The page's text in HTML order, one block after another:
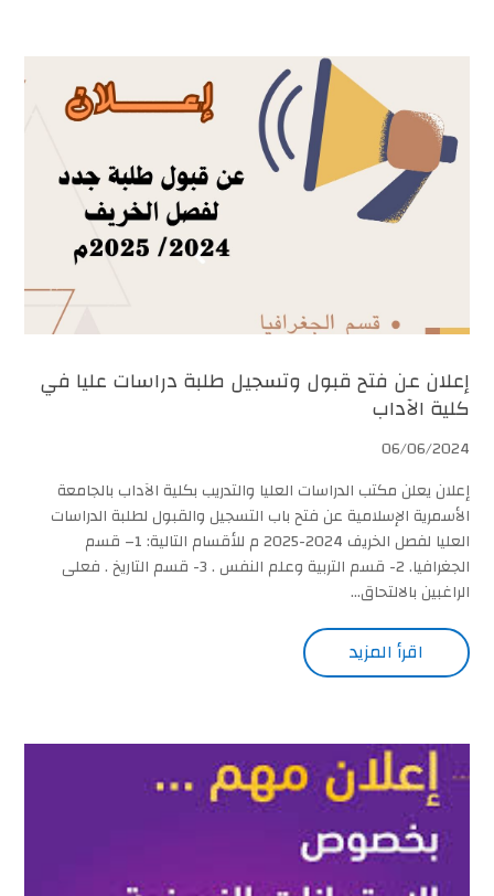
إعلان عن فتح قبول وتسجيل طلبة دراسات عليا في
كلية الآداب
06/06/2024
إعلان يعلن مكتب الدراسات العليا والتدريب بكلية الآداب بالجامعة
الأسمرية الإسلامية عن فتح باب التسجيل والقبول لطلبة الدراسات
العليا لفصل الخريف 2024-2025 م للأقسام التالية: 1– قسم
الجغرافيا. 2- قسم التربية وعلم النفس . 3- قسم التاريخ . فعلى
الراغبين بالالتحاق...
اقرأ المزيد